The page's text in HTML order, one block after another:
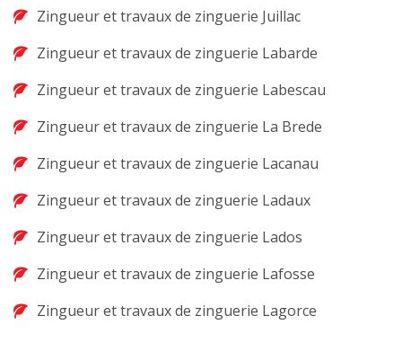
Zingueur et travaux de zinguerie Juillac
Zingueur et travaux de zinguerie Labarde
Zingueur et travaux de zinguerie Labescau
Zingueur et travaux de zinguerie La Brede
Zingueur et travaux de zinguerie Lacanau
Zingueur et travaux de zinguerie Ladaux
Zingueur et travaux de zinguerie Lados
Zingueur et travaux de zinguerie Lafosse
Zingueur et travaux de zinguerie Lagorce